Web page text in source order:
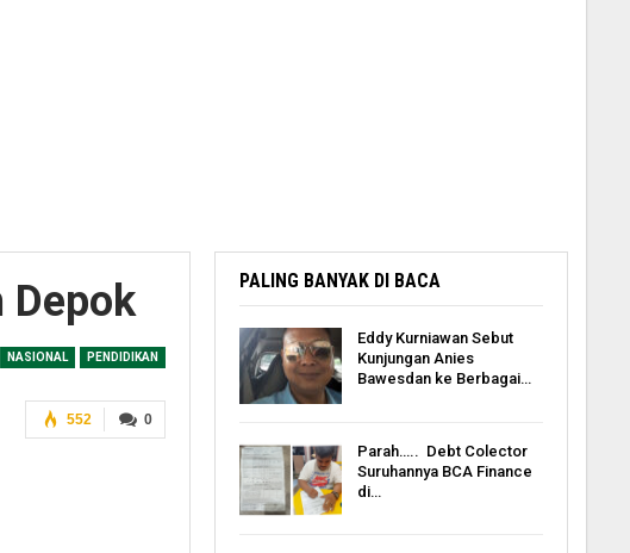
Depok
NASIONAL PENDIDIKAN
0
552
PALING BANYAK DI BACA
Eddy Kurniawan Sebut
Kunjungan Anies
Bawesdan ke Berbagai…
Parah….. Debt Colector
Suruhannya BCA Finance
di…